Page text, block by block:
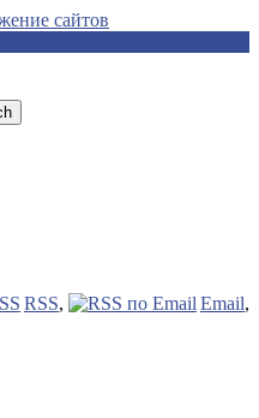
RSS, Email,